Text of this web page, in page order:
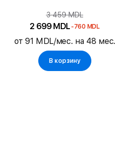
3 459 MDL
2 699 MDL -760 MDL
от 91 MDL/мес. на 48 мес.
В корзину